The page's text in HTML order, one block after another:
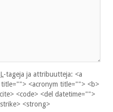
-tageja ja attribuutteja: <a
<acronym title=""> <b>
<code> <del datetime="">
<strong>